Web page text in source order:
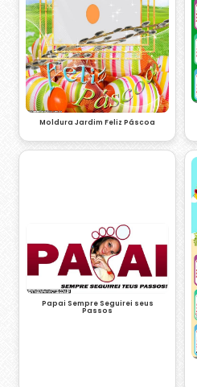
Moldura Jardim Feliz Páscoa
Papai Sempre Seguirei seus
Passos